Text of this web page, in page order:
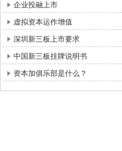
企业投融上市
虚拟资本运作增值
深圳新三板上市要求
中国新三板挂牌说明书
资本加俱乐部是什么？